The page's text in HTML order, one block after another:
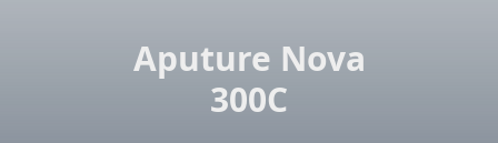
Aputure Nova
300C